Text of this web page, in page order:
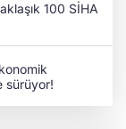
100 SİHA
sürüyor!